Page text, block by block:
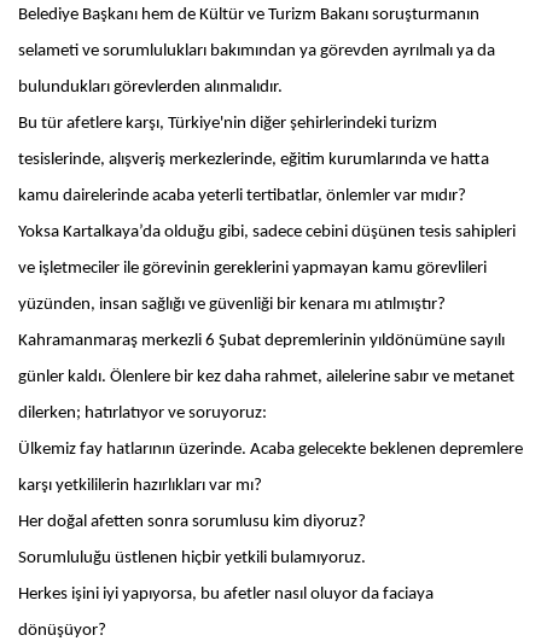
Belediye Başkanı hem de Kültür ve Turizm Bakanı soruşturmanın
selameti ve sorumlulukları bakımından ya görevden ayrılmalı ya da
bulundukları görevlerden alınmalıdır.
Bu tür afetlere karşı, Türkiye'nin diğer şehirlerindeki turizm
tesislerinde, alışveriş merkezlerinde, eğitim kurumlarında ve hatta
kamu dairelerinde acaba yeterli tertibatlar, önlemler var mıdır?
Yoksa Kartalkaya’da olduğu gibi, sadece cebini düşünen tesis sahipleri
ve işletmeciler ile görevinin gereklerini yapmayan kamu görevlileri
yüzünden, insan sağlığı ve güvenliği bir kenara mı atılmıştır?
Kahramanmaraş merkezli 6 Şubat depremlerinin yıldönümüne sayılı
günler kaldı. Ölenlere bir kez daha rahmet, ailelerine sabır ve metanet
dilerken; hatırlatıyor ve soruyoruz:
Ülkemiz fay hatlarının üzerinde. Acaba gelecekte beklenen depremlere
karşı yetkililerin hazırlıkları var mı?
Her doğal afetten sonra sorumlusu kim diyoruz?
Sorumluluğu üstlenen hiçbir yetkili bulamıyoruz.
Herkes işini iyi yapıyorsa, bu afetler nasıl oluyor da faciaya
dönüşüyor?